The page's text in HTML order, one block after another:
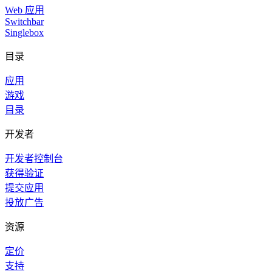
Web 应用
Switchbar
Singlebox
目录
应用
游戏
目录
开发者
开发者控制台
获得验证
提交应用
投放广告
资源
定价
支持